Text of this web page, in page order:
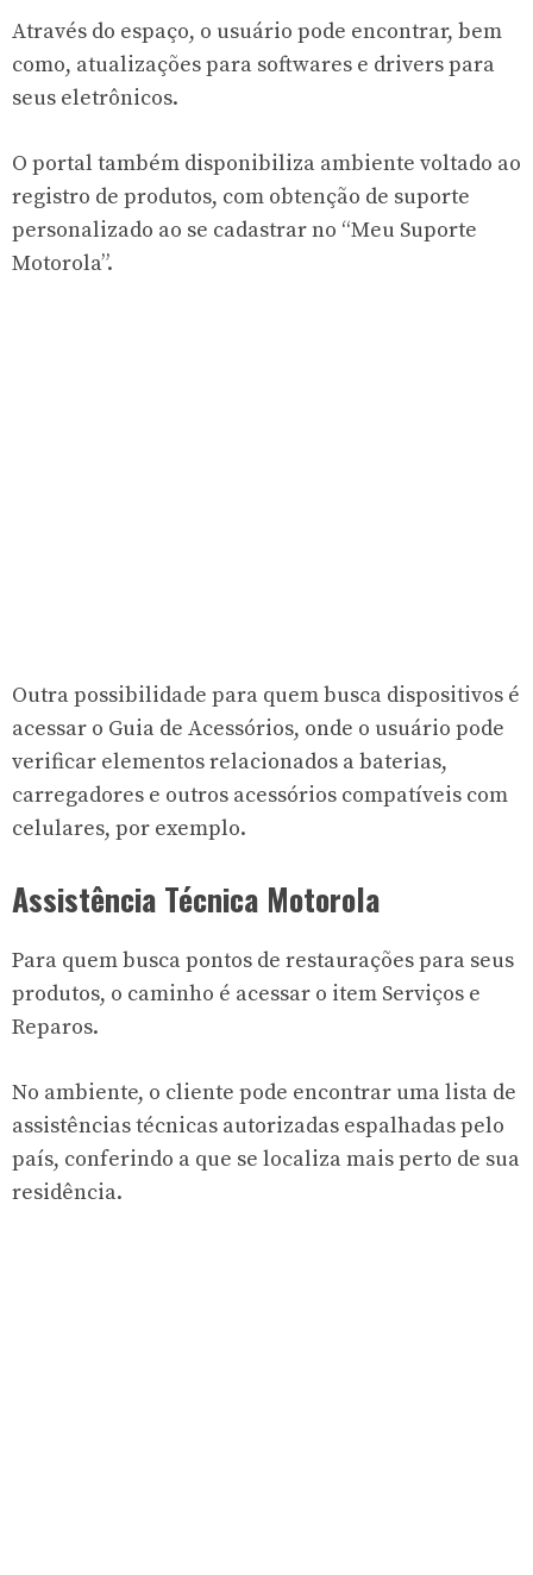
Através do espaço, o usuário pode encontrar, bem
como, atualizações para softwares e drivers para
seus eletrônicos.
O portal também disponibiliza ambiente voltado ao
registro de produtos, com obtenção de suporte
personalizado ao se cadastrar no “Meu Suporte
Motorola”.
Outra possibilidade para quem busca dispositivos é
acessar o Guia de Acessórios, onde o usuário pode
verificar elementos relacionados a baterias,
carregadores e outros acessórios compatíveis com
celulares, por exemplo.
Assistência Técnica Motorola
Para quem busca pontos de restaurações para seus
produtos, o caminho é acessar o item Serviços e
Reparos.
No ambiente, o cliente pode encontrar uma lista de
assistências técnicas autorizadas espalhadas pelo
país, conferindo a que se localiza mais perto de sua
residência.